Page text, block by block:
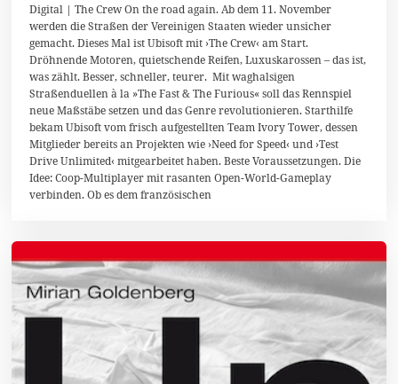
O
k
t
o
b
e
r
2
1
4
Digital | The Crew On the road again. Ab dem 11. November
werden die Straßen der Vereinigen Staaten wieder unsicher
gemacht. Dieses Mal ist Ubisoft mit ›The Crew‹ am Start.
Dröhnende Motoren, quietschende Reifen, Luxuskarossen – das ist,
was zählt. Besser, schneller, teurer. Mit waghalsigen
Straßenduellen à la »The Fast & The Furious« soll das Rennspiel
neue Maßstäbe setzen und das Genre revolutionieren. Starthilfe
bekam Ubisoft vom frisch aufgestellten Team Ivory Tower, dessen
Mitglieder bereits an Projekten wie ›Need for Speed‹ und ›Test
Drive Unlimited‹ mitgearbeitet haben. Beste Voraussetzungen. Die
Idee: Coop-Multiplayer mit rasanten Open-World-Gameplay
verbinden. Ob es dem französischen